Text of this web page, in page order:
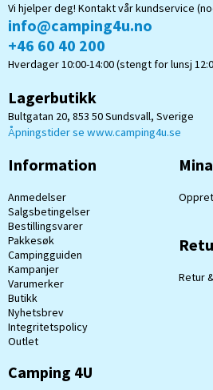
Vi hjelper deg! Kontakt vår kundservice
info@camping4u.no
+46 60 40 200
Hverdager 10:00-14:00 (stengt for lunsj
Lagerbutikk
Bultgatan 20, 853 50 Sundsvall, Sverige
Åpningstider se www.camping4u.se
Information
Anmedelser
Salgsbetingelser
Bestillingsvarer
Pakkesøk
Campingguiden
Kampanjer
Varumerker
Butikk
Nyhetsbrev
Integritetspolicy
Outlet
Retur
Camping 4U